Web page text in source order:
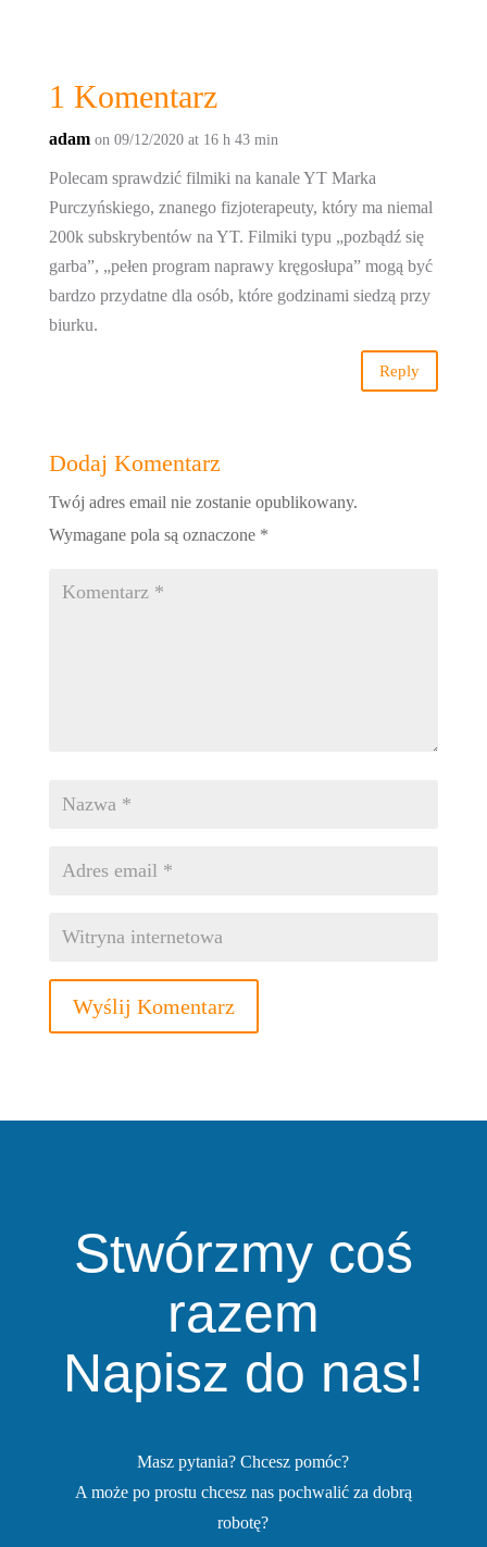
1 Komentarz
adam on 09/12/2020 at 16 h 43 min
Polecam sprawdzić filmiki na kanale YT Marka
Purczyńskiego, znanego fizjoterapeuty, który ma niemal
200k subskrybentów na YT. Filmiki typu „pozbądź się
garba”, „pełen program naprawy kręgosłupa” mogą być
bardzo przydatne dla osób, które godzinami siedzą przy
biurku.
Reply
Dodaj Komentarz
Twój adres email nie zostanie opublikowany.
Wymagane pola są oznaczone *
Wyślij Komentarz
Stwórzmy coś
razem
Napisz do nas!
Masz pytania? Chcesz pomóc?
A może po prostu chcesz nas pochwalić za dobrą
robotę?